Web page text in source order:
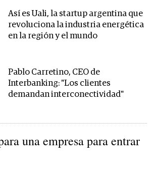
Así es Uali, la startup argentina que
revoluciona la industria energética
en la región y el mundo
Pablo Carretino, CEO de
Interbanking: "Los clientes
demandan interconectividad"
una empresa para entrar